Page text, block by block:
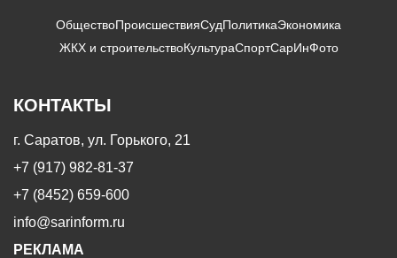
ОбществоПроисшествияСудПолитикаЭкономика
ЖКХ и строительствоКультураСпортСарИнФото
КОНТАКТЫ
г. Саратов, ул. Горького, 21
+7 (917) 982-81-37
+7 (8452) 659-600
info@sarinform.ru
РЕКЛАМА